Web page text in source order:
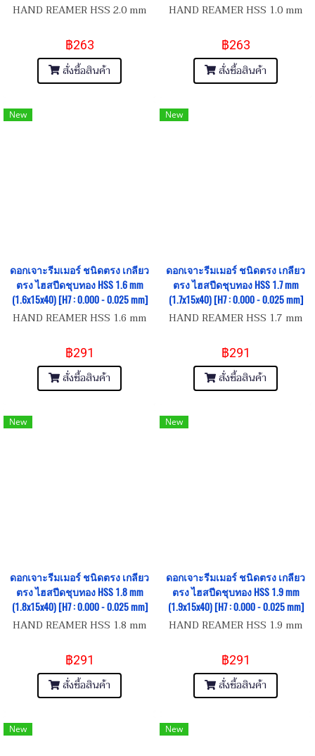
HAND REAMER HSS 2.0 mm
฿263
สั่งซื้อสินค้า
HAND REAMER HSS 1.0 mm
฿263
สั่งซื้อสินค้า
New
ดอกเจาะรีมเมอร์ ชนิดตรง เกลียว
ตรง ไฮสปีดชุบทอง HSS 1.6 mm
(1.6x15x40) [H7 : 0.000 - 0.025 mm]
HAND REAMER HSS 1.6 mm
฿291
สั่งซื้อสินค้า
New
ดอกเจาะรีมเมอร์ ชนิดตรง เกลียว
ตรง ไฮสปีดชุบทอง HSS 1.7 mm
(1.7x15x40) [H7 : 0.000 - 0.025 mm]
HAND REAMER HSS 1.7 mm
฿291
สั่งซื้อสินค้า
New
ดอกเจาะรีมเมอร์ ชนิดตรง เกลียว
ตรง ไฮสปีดชุบทอง HSS 1.8 mm
(1.8x15x40) [H7 : 0.000 - 0.025 mm]
HAND REAMER HSS 1.8 mm
฿291
สั่งซื้อสินค้า
New
ดอกเจาะรีมเมอร์ ชนิดตรง เกลียว
ตรง ไฮสปีดชุบทอง HSS 1.9 mm
(1.9x15x40) [H7 : 0.000 - 0.025 mm]
HAND REAMER HSS 1.9 mm
฿291
สั่งซื้อสินค้า
New New